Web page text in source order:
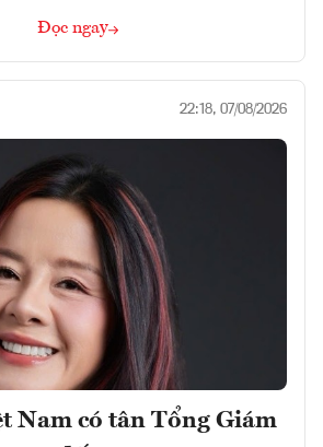
Đọc ngay
22:18, 07/08/2026
Nam có tân Tổng Giám